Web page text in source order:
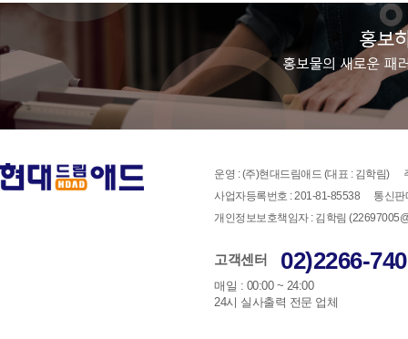
운영 : (주)현대드림애드 (대표 : 김학림)
사업자등록번호 : 201-81-85538
통신판
개인정보보호책임자 : 김학림
고객센터 02)2266-
매일 : 00:00 ~ 24:00
24시 실사출력 전문 업체